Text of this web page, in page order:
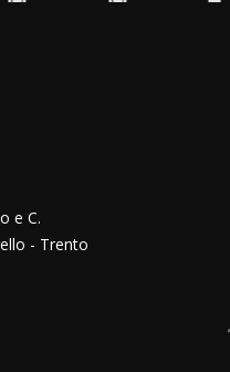
e C.
- Trento